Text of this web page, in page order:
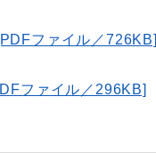
ファイル／726KB]
ファイル／296KB]